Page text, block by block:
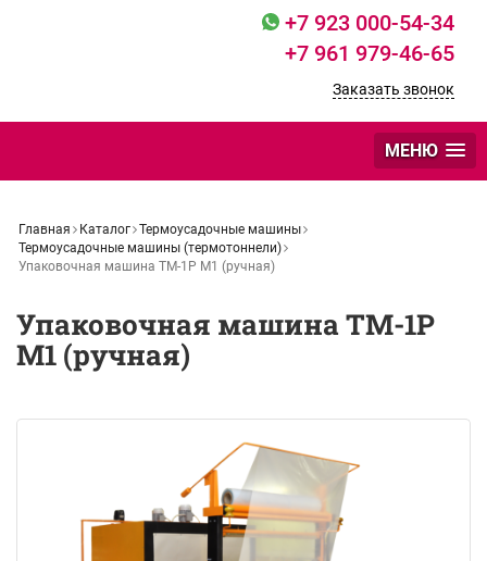
+7 923 000-54-34
+7 961 979-46-65
Заказать звонок
МЕНЮ
Главная Каталог Термоусадочные машины
Термоусадочные машины (термотоннели)
Упаковочная машина ТМ-1Р М1 (ручная)
Упаковочная машина ТМ-1Р
М1 (ручная)